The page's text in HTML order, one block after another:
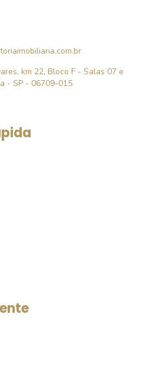
km 22, Bloco F - Salas 07 e
- SP - 06709-015